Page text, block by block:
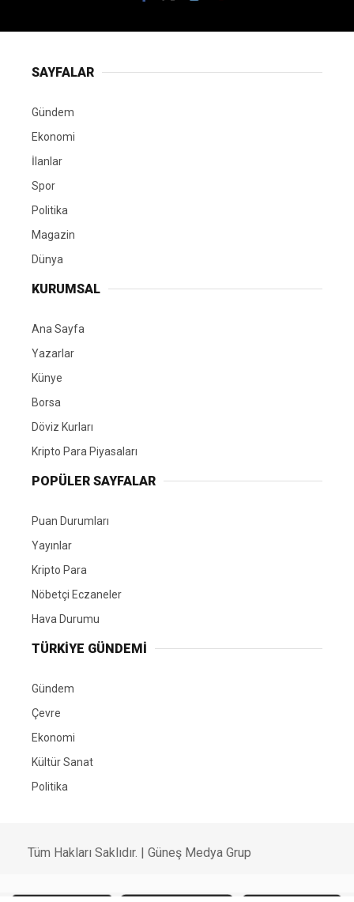
SAYFALAR
Gündem
Ekonomi
İlanlar
Spor
Politika
Magazin
Dünya
KURUMSAL
Ana Sayfa
Yazarlar
Künye
Borsa
Döviz Kurları
Kripto Para Piyasaları
POPÜLER SAYFALAR
Puan Durumları
Yayınlar
Kripto Para
Nöbetçi Eczaneler
Hava Durumu
TÜRKIYE GÜNDEMI
Gündem
Çevre
Ekonomi
Kültür Sanat
Politika
Tüm Hakları Saklıdır. | Güneş Medya Grup